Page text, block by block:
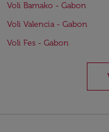
Voli Bamako - Gabon
Voli Valencia - Gabon
Voli Fes - Gabon